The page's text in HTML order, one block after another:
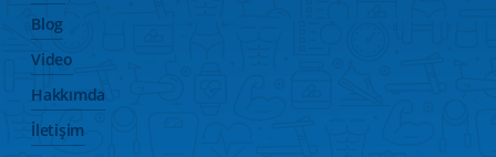
Blog
Video
Hakkımda
İletişim